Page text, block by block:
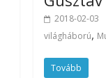
2018-02-03
világháború,
Tovább